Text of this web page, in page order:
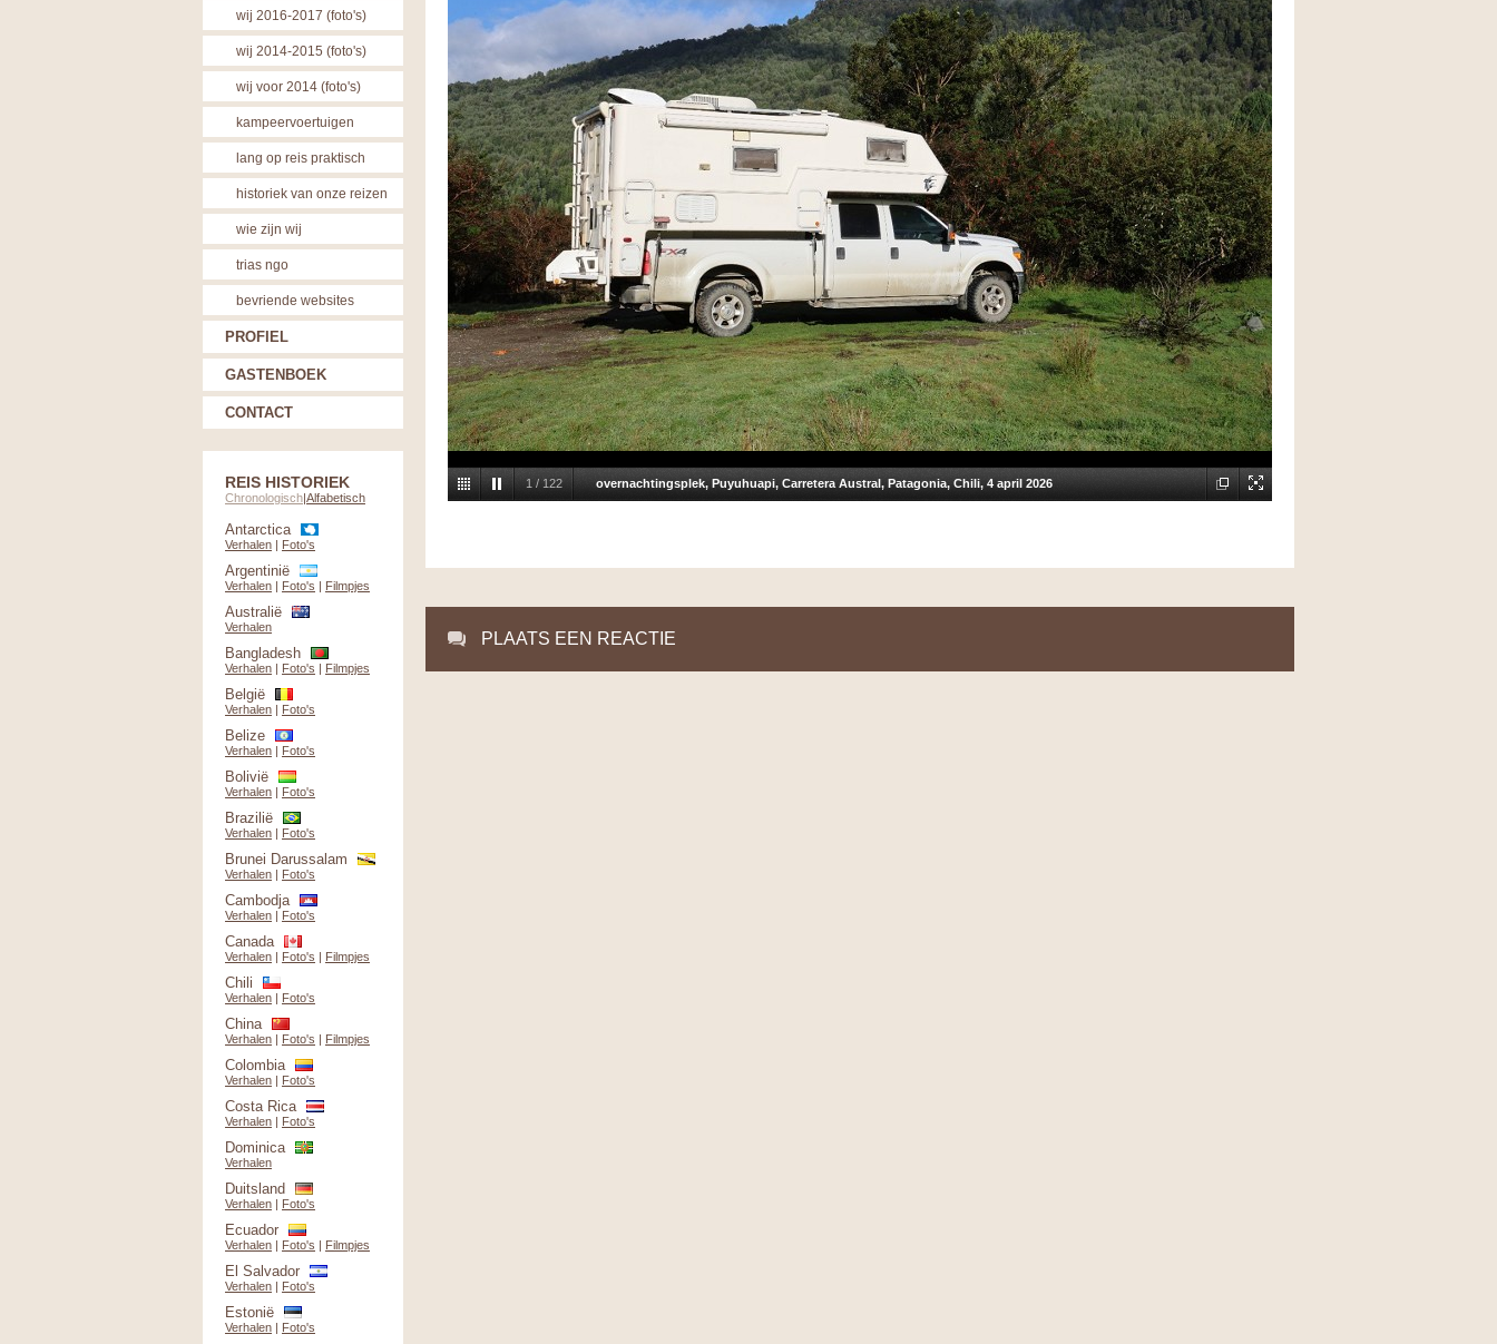
1 / 122 overnachtingsplek, Puyuhuapi, Carretera Austral, Patagonia, Chili, 4 april 2026
PLAATS EEN REACTIE
wij 2016-2017 (foto's)
wij 2014-2015 (foto's)
wij voor 2014 (foto's)
kampeervoertuigen
lang op reis praktisch
historiek van onze reizen
wie zijn wij
trias ngo
bevriende websites
PROFIEL
GASTENBOEK
CONTACT
REIS HISTORIEK
Chronologisch|Alfabetisch
Antarctica
Verhalen | Foto's
Argentinië
Verhalen | Foto's | Filmpjes
Australië
Verhalen
Bangladesh
Verhalen | Foto's | Filmpjes
België
Verhalen | Foto's
Belize
Verhalen | Foto's
Bolivië
Verhalen | Foto's
Brazilië
Verhalen | Foto's
Brunei Darussalam
Verhalen | Foto's
Cambodja
Verhalen | Foto's
Canada
Verhalen | Foto's | Filmpjes
Chili
Verhalen | Foto's
China
Verhalen | Foto's | Filmpjes
Colombia
Verhalen | Foto's
Costa Rica
Verhalen | Foto's
Dominica
Verhalen
Duitsland
Verhalen | Foto's
Ecuador
Verhalen | Foto's | Filmpjes
El Salvador
Verhalen | Foto's
Estonië
Verhalen | Foto's